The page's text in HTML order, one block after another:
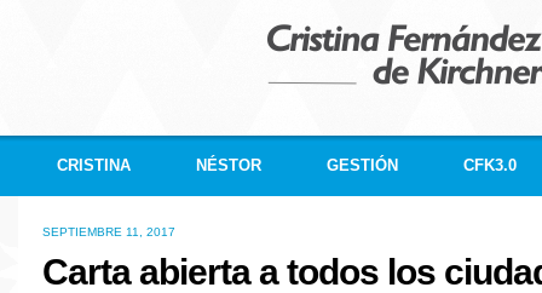
CRISTINA NÉSTOR GESTIÓN CFK3.0
SEPTIEMBRE 11, 2017
Carta abierta a todos los